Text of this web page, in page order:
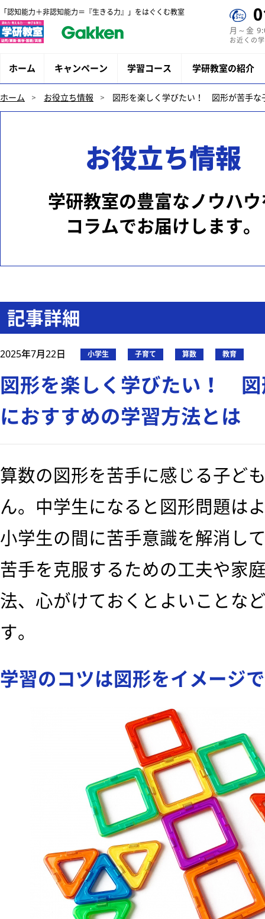
「認知能力＋非認知能力＝『生きる力』」をはぐくむ教室
月～金
お近くの
ホーム キャンペーン 学習コース 学研教室の紹介
ホーム お役立ち情報 図形を楽しく学びたい！ 図形が苦手な
お役立ち情報
学研教室の豊富なノウハ
コラムでお届けします。
記事詳細
2025年7月22日 小学生 子育て 算数 教育
図形を楽しく学びたい！
におすすめの学習方法とは
算数の図形を苦手に感じる子ど
ん。中学生になると図形問題は
小学生の間に苦手意識を解消し
苦手を克服するための工夫や家
法、心がけておくとよいことな
す。
学習のコツは図形をイメージ